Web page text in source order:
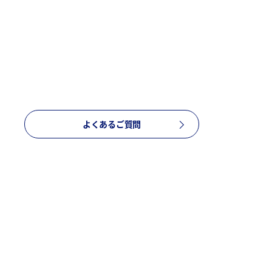
よくあるご質問